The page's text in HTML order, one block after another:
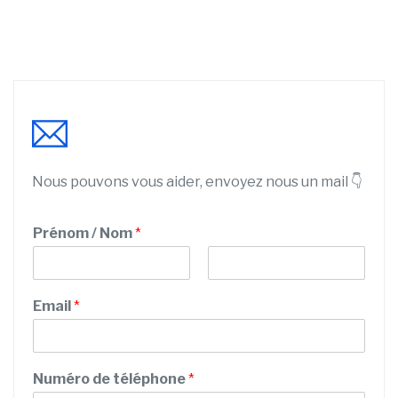
Nous pouvons vous aider, envoyez nous un mail 👇
Prénom / Nom*
r
é
m
N
u
é
o
Email*
Numéro de téléphone*